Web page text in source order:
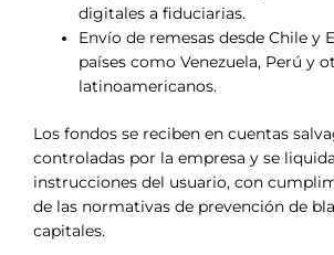
digitales a fiduciarias.
Envío de remesas desde Chile y
países como Venezuela, Perú y
latinoamericanos.
Los fondos se reciben en cuentas
controladas por la empresa y se
instrucciones del usuario, con
de las normativas de prevención de
capitales.